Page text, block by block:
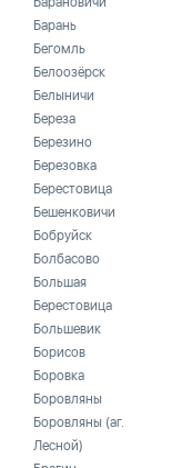
Барань
Бегомль
Белоозёрск
Белыничи
Береза
Березино
Березовка
Берестовица
Бешенковичи
Бобруйск
Болбасово
Большая
Берестовица
Большевик
Борисов
Боровка
Боровляны
Боровляны (аг.
Лесной)